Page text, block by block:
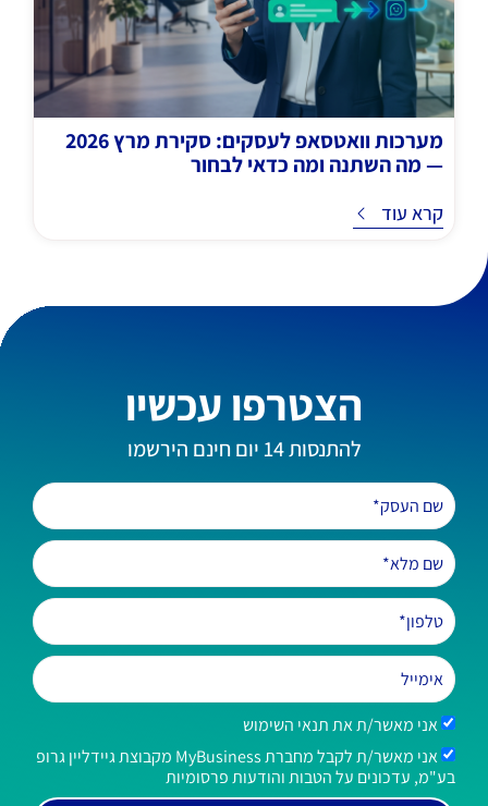
מערכות וואטסאפ לעסקים: סקירת מרץ 2026
— מה השתנה ומה כדאי לבחור
קרא עוד
הצטרפו עכשיו
להתנסות 14 יום חינם הירשמו
אני מאשר/ת את תנאי השימוש
אני מאשר/ת לקבל מחברת MyBusiness מקבוצת גיידליין גרופ
בע"מ, עדכונים על הטבות והודעות פרסומיות